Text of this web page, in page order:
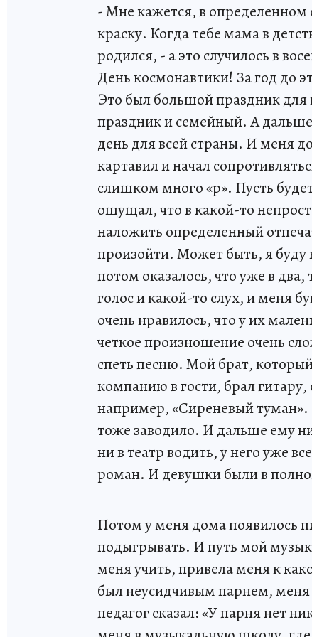
- Мне кажется, в
краску. Когда тебе мама в
родился, - а это случилось в
День космонавтики! За год до
Это был большой праздник
праздник и семейный. А
день для всей страны. И меня
картавил и начал
слишком много «р». Пусть
ощущал, что в какой-то
наложить определенный
произойти. Может быть, я
потом оказалось, что уже в
голос и какой-то слух, и меня
очень нравилось, что у их
четкое произношение очень
спеть песню. Мой брат,
компанию в гости, брал
например, «Сиреневый
тоже заводило. И дальше ему
ни в театр водить, у него уже
роман. И девушки были в
Потом у меня дома появилось
подыгрывать. И путь мой
меня учить, привела меня к
был неусидчивым парнем,
педагог сказал: «У парня нет